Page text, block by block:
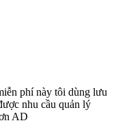
phí này tôi dùng lưu
nhu cầu quản lý
AD